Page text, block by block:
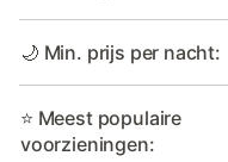
🌙 Min. prijs per nacht:
⭐ Meest populaire
voorzieningen: